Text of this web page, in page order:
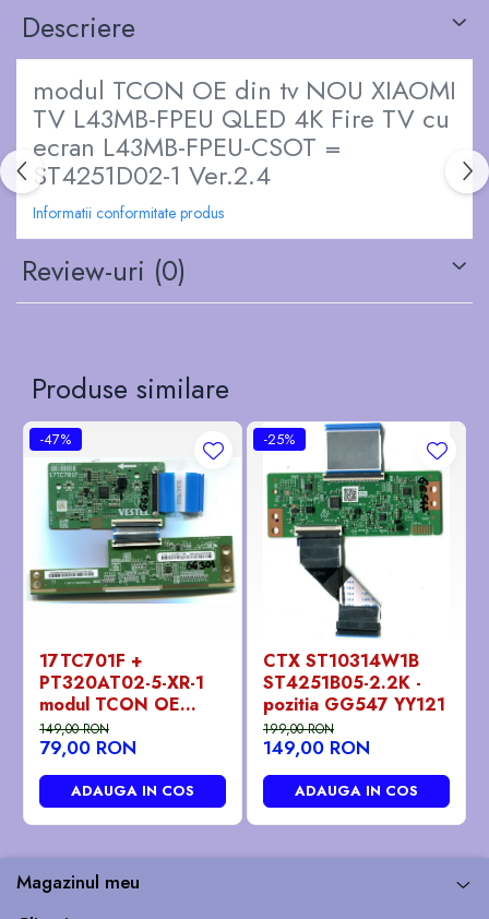
Descriere
modul TCON OE din tv NOU XIAOMI
TV L43MB-FPEU QLED 4K Fire TV cu
ecran L43MB-FPEU-CSOT =
ST4251D02-1 Ver.2.4
Informatii conformitate produs
Review-uri (0)
Produse similare
-47%
17TC701F +
PT320AT02-5-XR-1
modul TCON OE
ieftin - pozitia PX536
PX539 PX746 GG07
GG301 GG406
GG822
149,00 RON
79,00 RON
ADAUGA IN COS
-25%
CTX ST10314W1B
ST4251B05-2.2K -
pozitia GG547 YY121
199,00 RON
149,00 RON
ADAUGA IN COS
Magazinul meu